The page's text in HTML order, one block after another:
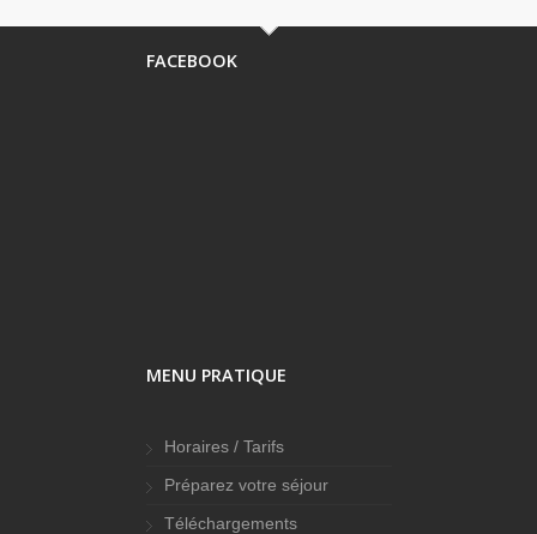
FACEBOOK
MENU PRATIQUE
Horaires / Tarifs
Préparez votre séjour
Téléchargements